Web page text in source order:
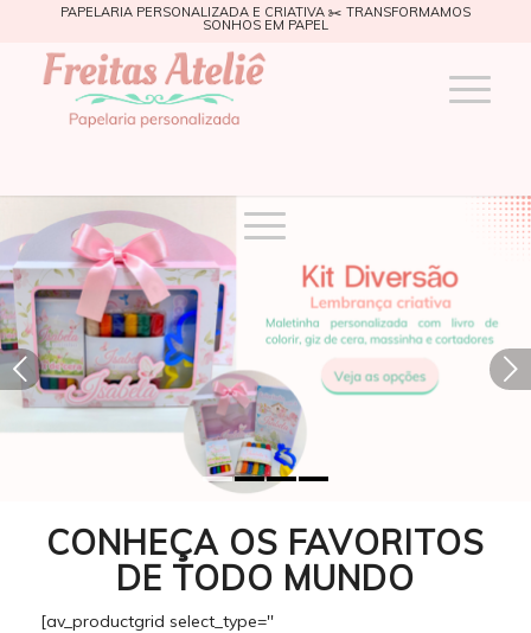
PAPELARIA PERSONALIZADA E CRIATIVA ✂️ TRANSFORMAMOS
SONHOS EM PAPEL
Próximo
CONHEÇA OS FAVORITOS
DE TODO MUNDO
[av_productgrid select_type=''